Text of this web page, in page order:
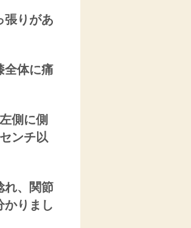
張りがあ
全体に痛
側に側
ンチ以
れ、関節
かりまし